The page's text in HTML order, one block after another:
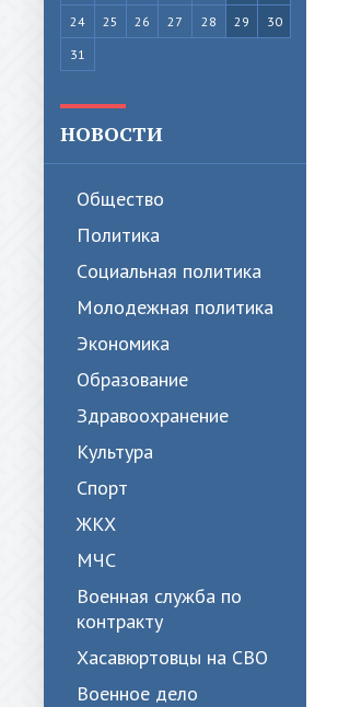
24
25 26 27 28 29
30
31
НОВОСТИ
Общество
Политика
Cоциальная политика
Молодежная политика
Экономика
Образование
Здравоохранение
Культура
Спорт
ЖКХ
МЧС
Военная служба по
контракту
Хасавюртовцы на СВО
Военное дело